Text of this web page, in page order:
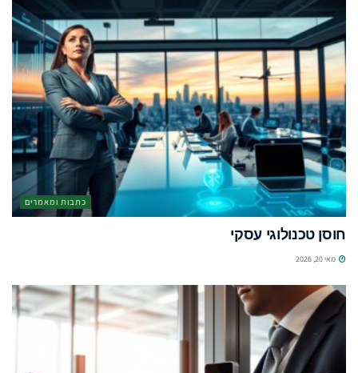
כתבות ומאמרים
חוסן טכנולוגי עסקי
מאי 20, 2026